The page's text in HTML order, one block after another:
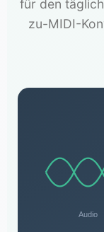
für den
zu-MIDI-
Audio